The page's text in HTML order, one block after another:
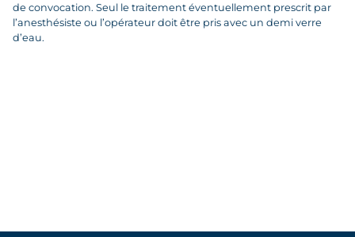
de convocation. Seul le traitement éventuellement prescrit par
l’anesthésiste ou l’opérateur doit être pris avec un demi verre
d’eau.